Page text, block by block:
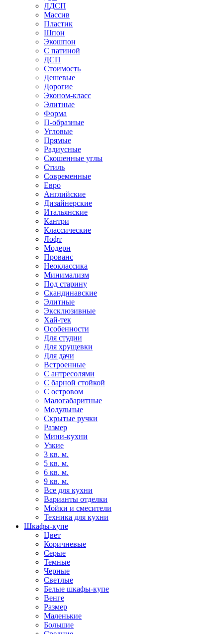
ЛДСП
Массив
Пластик
Шпон
Экошпон
С патиной
ДСП
Стоимость
Дешевые
Дорогие
Эконом-класс
Элитные
Форма
П-образные
Угловые
Прямые
Радиусные
Скошенные углы
Стиль
Современные
Евро
Английские
Дизайнерские
Итальянские
Кантри
Классические
Лофт
Модерн
Прованс
Неоклассика
Минимализм
Под старину
Скандинавские
Элитные
Эксклюзивные
Хай-тек
Особенности
Для студии
Для хрущевки
Для дачи
Встроенные
С антресолями
С барной стойкой
С островом
Малогабаритные
Модульные
Скрытые ручки
Размер
Мини-кухни
Узкие
3 кв. м.
5 кв. м.
6 кв. м.
9 кв. м.
Все для кухни
Варианты отделки
Мойки и смесители
Техника для кухни
Шкафы-купе
Цвет
Коричневые
Серые
Темные
Черные
Светлые
Белые шкафы-купе
Венге
Размер
Маленькие
Большие